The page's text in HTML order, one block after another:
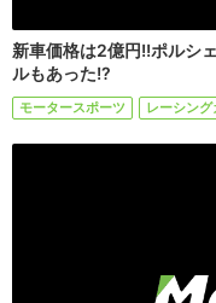
新車価格は2億円!!ポルシ
ルもあった!?
モータースポーツ レーシング